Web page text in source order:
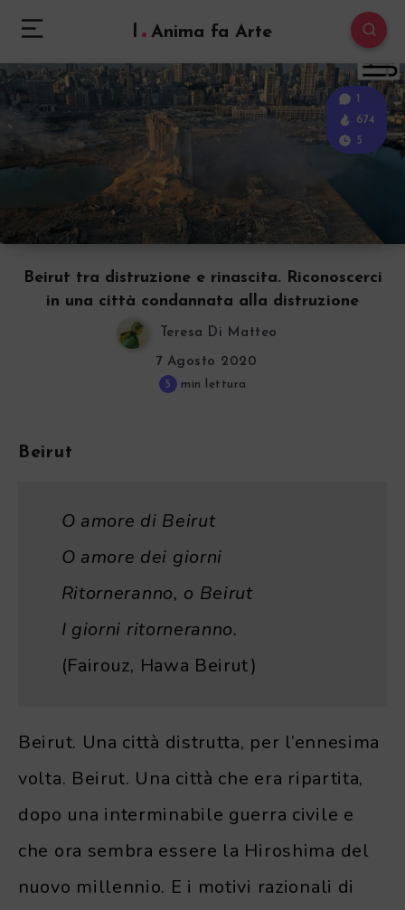
l Anima fa Arte
Beirut tra distruzione e rinascita. Riconoscerci
in una città condannata alla distruzione
1
674
5
Teresa Di Matteo
7 Agosto 2020
5 min lettura
Beirut
O amore di Beirut
O amore dei giorni
Ritorneranno, o Beirut
I giorni ritorneranno.
(Fairouz, Hawa Beirut)
Beirut. Una città distrutta, per l’ennesima
volta. Beirut. Una città che era ripartita,
dopo una interminabile guerra civile e
che ora sembra essere la Hiroshima del
nuovo millennio. E i motivi razionali di